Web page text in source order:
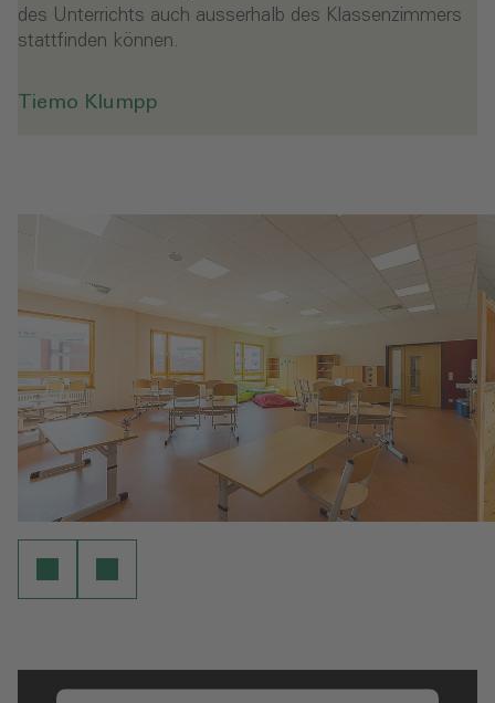
des Unterrichts auch ausserhalb des Klassenzimmers
stattfinden können.
Tiemo Klumpp